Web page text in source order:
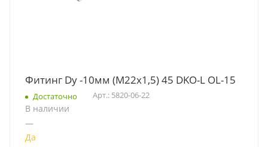
Фитинг Dу -10мм (М22х1,5) 45 DKO-L OL-15
Достаточно Арт.: 5820-06-22
В наличии
—
Да